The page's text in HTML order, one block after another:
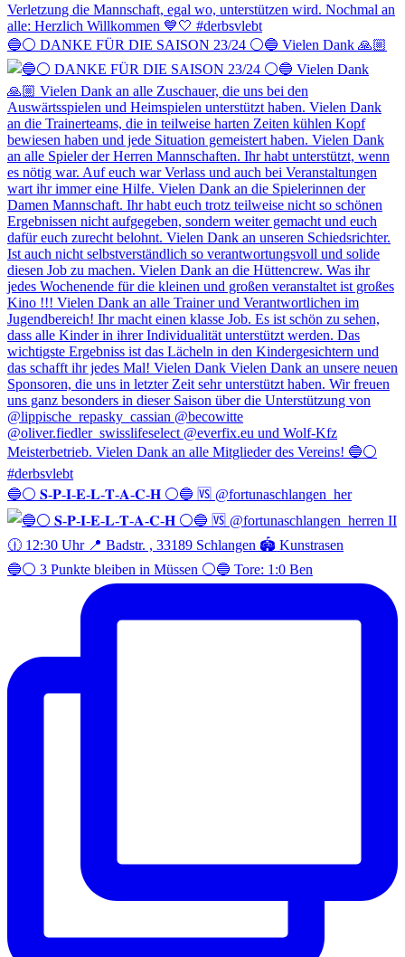
🔵⚪️ DANKE FÜR DIE SAISON 23/24 ⚪️🔵 Vielen Dank 🙏🏼
🔵⚪️ 𝐒-𝐏-𝐈-𝐄-𝐋-𝐓-𝐀-𝐂-𝐇 ⚪️🔵 🆚 @fortunaschlangen_her
🔵⚪️ 3 Punkte bleiben in Müssen ⚪️🔵 Tore: 1:0 Ben